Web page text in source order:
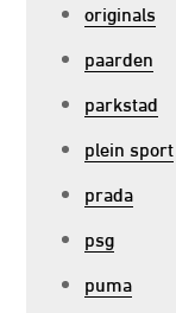
originals
paarden
parkstad
plein sport
prada
psg
puma